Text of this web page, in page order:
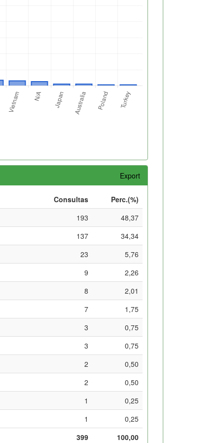
Export
Consultas
Perc.(%)
193
48,37
137
34,34
23
5,76
9
2,26
8
2,01
7
1,75
3
0,75
3
0,75
2
0,50
2
0,50
1
0,25
1
0,25
399
100,00